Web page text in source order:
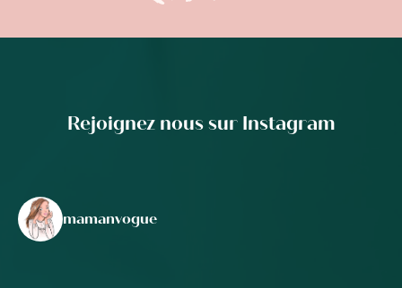
Rejoignez nous sur Instagram
mamanvogue